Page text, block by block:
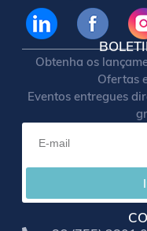
Obtenha os
Ofertas
Eventos entregues